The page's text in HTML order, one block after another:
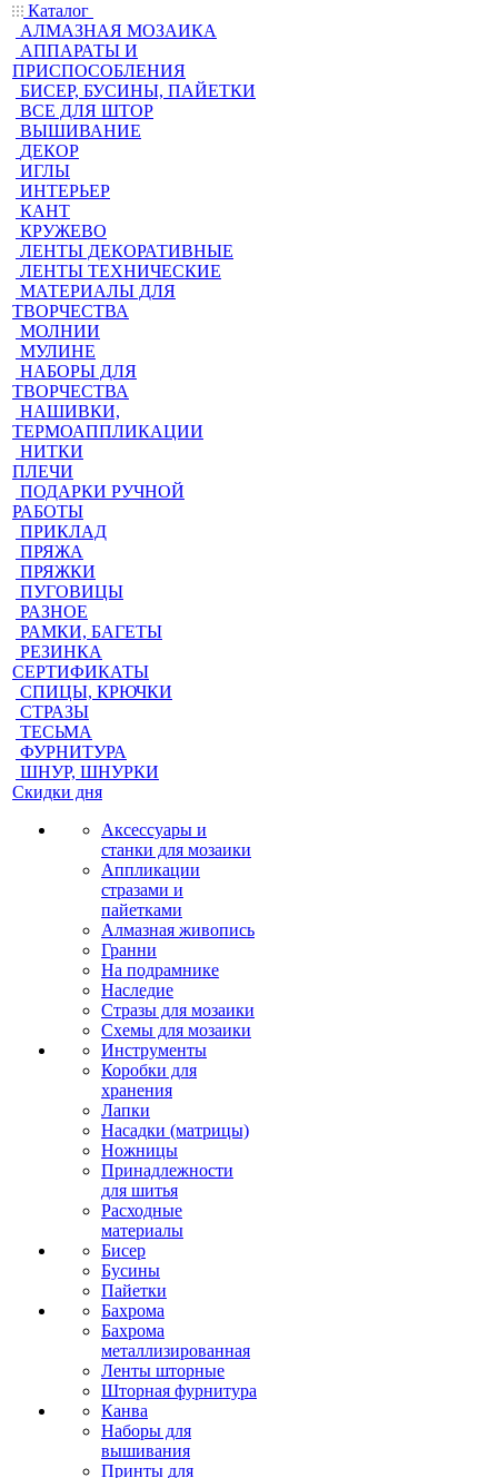
Каталог
АЛМАЗНАЯ МОЗАИКА
АППАРАТЫ И
ПРИСПОСОБЛЕНИЯ
БИСЕР, БУСИНЫ, ПАЙЕТКИ
ВСЕ ДЛЯ ШТОР
ВЫШИВАНИЕ
ДЕКОР
ИГЛЫ
ИНТЕРЬЕР
КАНТ
КРУЖЕВО
ЛЕНТЫ ДЕКОРАТИВНЫЕ
ЛЕНТЫ ТЕХНИЧЕСКИЕ
МАТЕРИАЛЫ ДЛЯ
ТВОРЧЕСТВА
МОЛНИИ
МУЛИНЕ
НАБОРЫ ДЛЯ
ТВОРЧЕСТВА
НАШИВКИ,
ТЕРМОАППЛИКАЦИИ
НИТКИ
ПЛЕЧИ
ПОДАРКИ РУЧНОЙ
РАБОТЫ
ПРИКЛАД
ПРЯЖА
ПРЯЖКИ
ПУГОВИЦЫ
РАЗНОЕ
РАМКИ, БАГЕТЫ
РЕЗИНКА
СЕРТИФИКАТЫ
СПИЦЫ, КРЮЧКИ
СТРАЗЫ
ТЕСЬМА
ФУРНИТУРА
ШНУР, ШНУРКИ
Скидки дня
Аксессуары и
станки для мозаики
Аппликации
стразами и
пайетками
Алмазная живопись
Гранни
На подрамнике
Наследие
Стразы для мозаики
Схемы для мозаики
Инструменты
Коробки для
хранения
Лапки
Насадки (матрицы)
Ножницы
Принадлежности
для шитья
Расходные
материалы
Бисер
Бусины
Пайетки
Бахрома
Бахрома
металлизированная
Ленты шторные
Шторная фурнитура
Канва
Наборы для
вышивания
Принты для